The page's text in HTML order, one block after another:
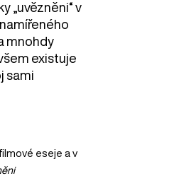
„uvězněni“ v
mnohdy
existuje
sami
eseje a v